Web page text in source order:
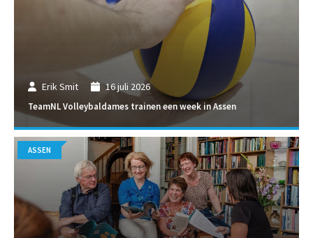
Erik Smit 16 juli 2026
TeamNL Volleybaldames trainen een week in Assen
ASSEN